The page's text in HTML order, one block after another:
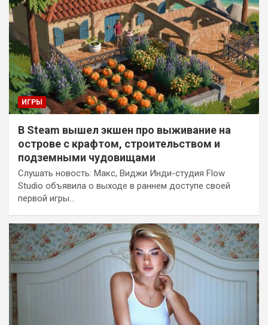
ИГРЫ
В Steam вышел экшен про выживание на
острове с крафтом, строительством и
подземными чудовищами
Слушать новость: Макс, Виджи Инди-студия Flow
Studio объявила о выходе в раннем доступе своей
первой игры…